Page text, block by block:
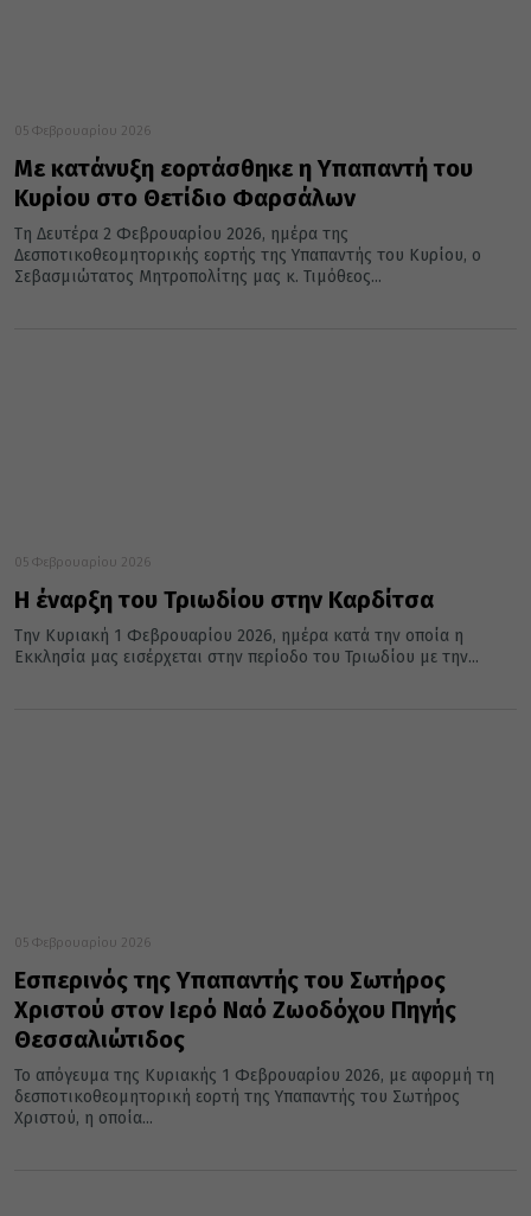
05 Φεβρουαρίου 2026
Με κατάνυξη εορτάσθηκε η Υπαπαντή του
Κυρίου στο Θετίδιο Φαρσάλων
Τη Δευτέρα 2 Φεβρουαρίου 2026, ημέρα της
Δεσποτικοθεομητορικής εορτής της Υπαπαντής του Κυρίου, ο
Σεβασμιώτατος Μητροπολίτης μας κ. Τιμόθεος...
05 Φεβρουαρίου 2026
Η έναρξη του Τριωδίου στην Καρδίτσα
Την Κυριακή 1 Φεβρουαρίου 2026, ημέρα κατά την οποία η
Εκκλησία μας εισέρχεται στην περίοδο του Τριωδίου με την...
05 Φεβρουαρίου 2026
Εσπερινός της Υπαπαντής του Σωτήρος
Χριστού στον Ιερό Ναό Ζωοδόχου Πηγής
Θεσσαλιώτιδος
Το απόγευμα της Κυριακής 1 Φεβρουαρίου 2026, με αφορμή τη
δεσποτικοθεομητορική εορτή της Υπαπαντής του Σωτήρος
Χριστού, η οποία...